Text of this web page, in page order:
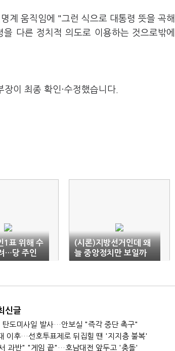
계 움직임에 "그런 식으로 대통령 뜻을 곡해
다른 정치적 의도로 이용하는 것으로밖에
이 최종 확인·수정했습니다.
1표 위해 수
…당 주인
(시론)지방선거인데 왜
늘 중앙정치만 보일까
신글
탄도미사일 발사…안보실 "즉각 중단 촉구"
이후…선호투표제로 뒤집힐 땐 '지지층 불복'
과반" "게임 끝"…호남대전 앞두고 '충돌'